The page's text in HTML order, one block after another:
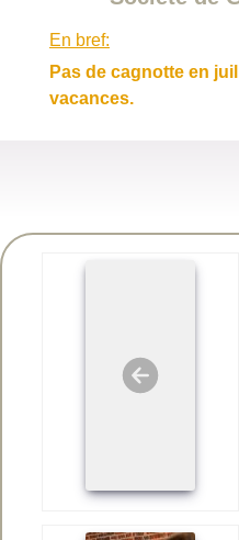
En bref:
Pas de cagnotte en
vacances.